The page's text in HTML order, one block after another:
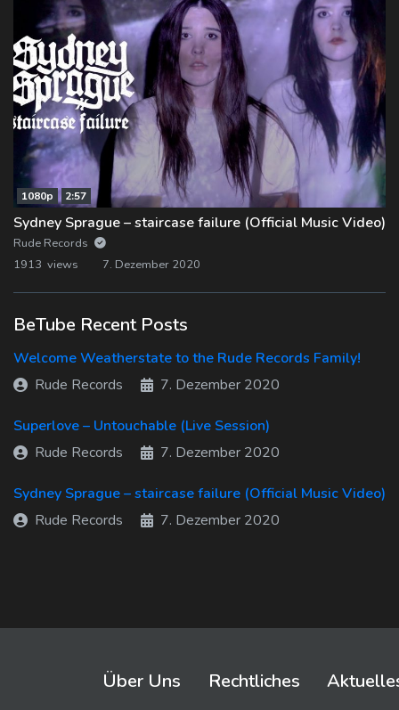
1080p 2:57
Sydney Sprague – staircase failure (Official Music Video)
Rude Records
1913 views
7. Dezember 2020
BeTube Recent Posts
Welcome Weatherstate to the Rude Records Family!
Rude Records
7. Dezember 2020
Superlove – Untouchable (Live Session)
Rude Records
7. Dezember 2020
Sydney Sprague – staircase failure (Official Music Video)
Rude Records
7. Dezember 2020
Über Uns Rechtliches